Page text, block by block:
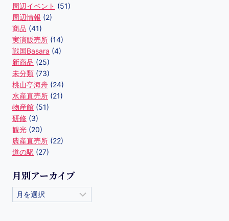
周辺イベント (51)
周辺情報 (2)
商品 (41)
実演販売所 (14)
戦国Basara (4)
新商品 (25)
未分類 (73)
桃山亭海舟 (24)
水産直売所 (21)
物産館 (51)
研修 (3)
観光 (20)
農産直売所 (22)
道の駅 (27)
月別アーカイブ